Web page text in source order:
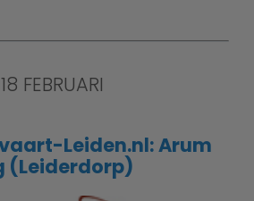
FEBRUARI
Leiden.nl: Arum
(Leiderdorp)